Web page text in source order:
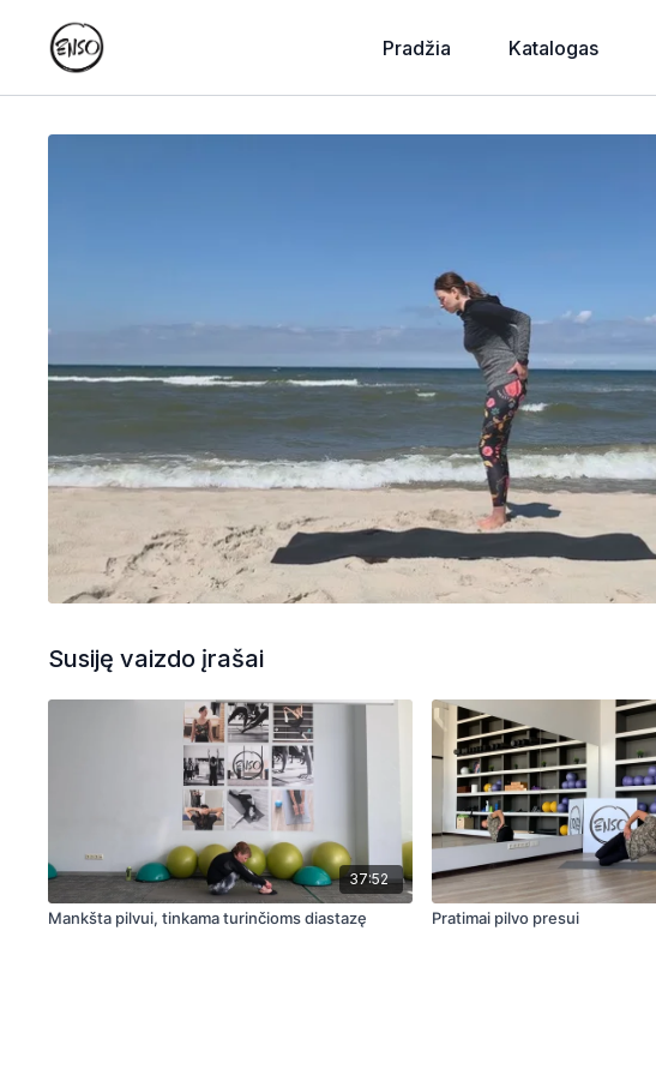
Pradžia Katalogas
Susiję vaizdo įrašai
37:52
Mankšta pilvui, tinkama turinčioms diastazę Pratimai pilvo presui